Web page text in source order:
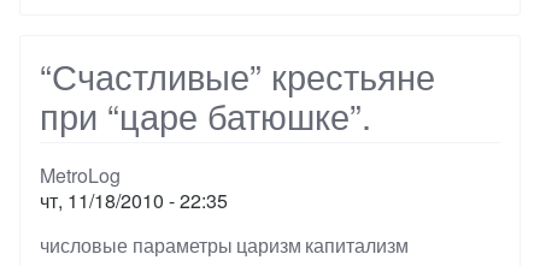
“Счастливые” крестьяне
при “царе батюшке”.
MetroLog
чт, 11/18/2010 - 22:35
Тэги
числовые параметры царизм капитализм